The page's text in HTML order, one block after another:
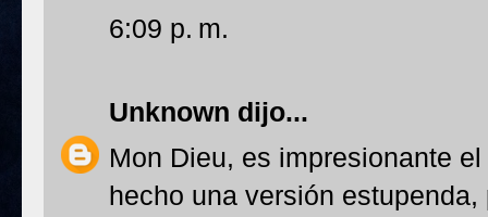
6:09 p. m.
Unknown dijo...
Mon Dieu, es impresionante
hecho una versión